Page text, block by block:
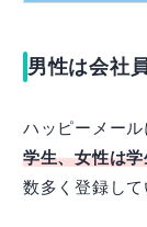
男性は会社
ハッピーメール
学生、女性は
数多く登録して